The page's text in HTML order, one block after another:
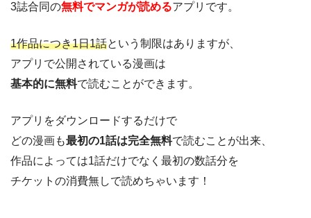
3誌合同の無料でマンガが読めるアプリです。
1作品につき1日1話という制限はありますが、
アプリで公開されている漫画は
基本的に無料で読むことができます。
アプリをダウンロードするだけで
どの漫画も最初の1話は完全無料で読むことが出来、
作品によっては1話だけでなく最初の数話分を
チケットの消費無しで読めちゃいます！